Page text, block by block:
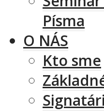
Písma
O NÁS
Kto sme
Signatári